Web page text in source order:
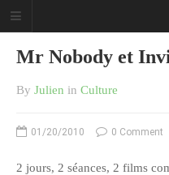
Mr Nobody et
By Julien in Culture
01/20/2010 0 Comment
2 jours, 2 séances, 2 films